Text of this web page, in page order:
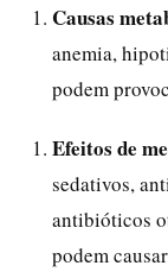
Causas
anemia,
podem
Efeitos de
sedativos,
antibióticos
podem